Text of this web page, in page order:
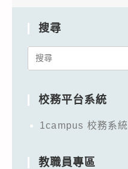
搜尋
Search
校務平台系統
1campus 校務系統
教職員專區